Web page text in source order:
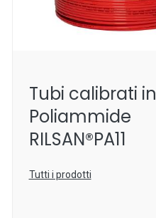
Tubi calibrati in
Poliammide
RILSAN®PA11
Tutti i prodotti